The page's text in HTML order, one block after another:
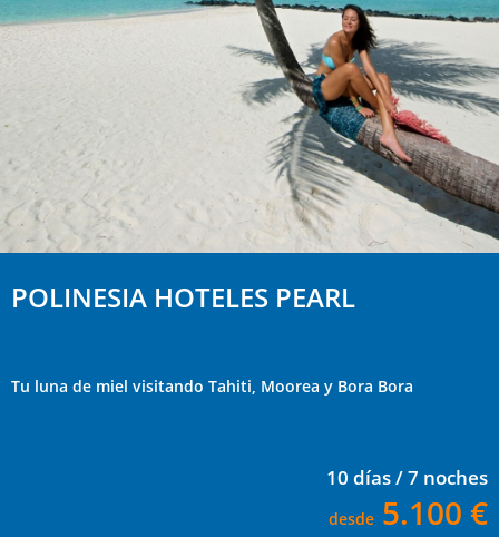
POLINESIA HOTELES PEARL
Tu luna de miel visitando Tahiti, Moorea y Bora Bora
10 días / 7 noches
desde 5.100 €